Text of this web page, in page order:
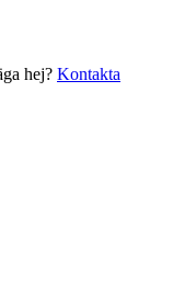
hej? Kontakta